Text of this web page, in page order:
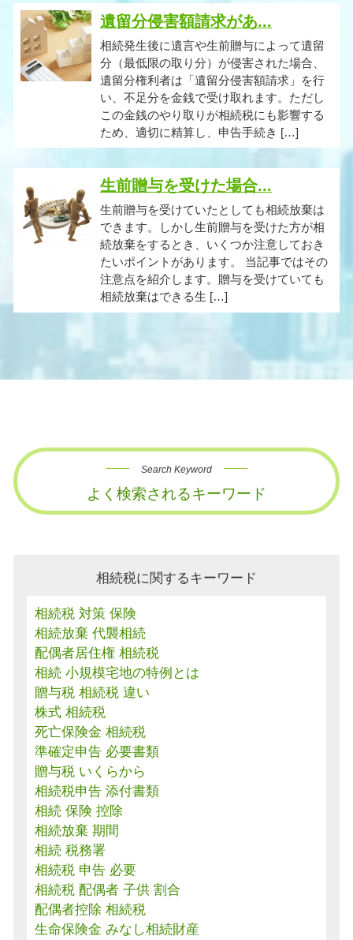
遺留分侵害額請求があ...
相続発生後に遺言や生前贈与によって遺留
分（最低限の取り分）が侵害された場合、
遺留分権利者は「遺留分侵害額請求」を行
い、不足分を金銭で受け取れます。ただし
この金銭のやり取りが相続税にも影響する
ため、適切に精算し、申告手続き […]
生前贈与を受けた場合...
生前贈与を受けていたとしても相続放棄は
できます。しかし生前贈与を受けた方が相
続放棄をするとき、いくつか注意しておき
たいポイントがあります。 当記事ではその
注意点を紹介します。贈与を受けていても
相続放棄はできる生 […]
Search Keyword
よく検索されるキーワード
相続税に関するキーワード
相続税 対策 保険
相続放棄 代襲相続
配偶者居住権 相続税
相続 小規模宅地の特例とは
贈与税 相続税 違い
株式 相続税
死亡保険金 相続税
準確定申告 必要書類
贈与税 いくらから
相続税申告 添付書類
相続 保険 控除
相続放棄 期間
相続 税務署
相続税 申告 必要
相続税 配偶者 子供 割合
配偶者控除 相続税
生命保険金 みなし相続財産